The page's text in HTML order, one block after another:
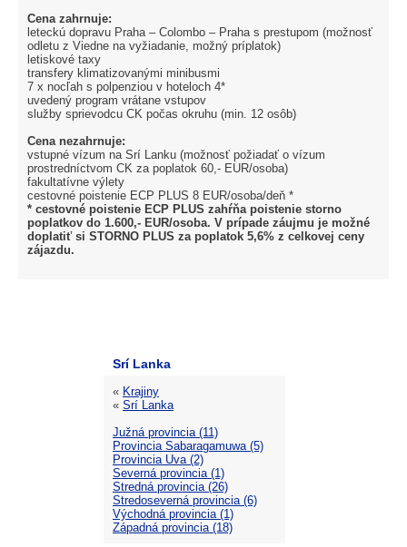
Cena zahrnuje:
leteckú dopravu Praha – Colombo – Praha s prestupom (možnosť
odletu z Viedne na vyžiadanie, možný príplatok)
letiskové taxy
transfery klimatizovanými minibusmi
7 x nocľah s polpenziou v hoteloch 4*
uvedený program vrátane vstupov
služby sprievodcu CK počas okruhu (min. 12 osôb)
Cena nezahrnuje:
vstupné vízum na Srí Lanku (možnosť požiadať o vízum
prostredníctvom CK za poplatok 60,- EUR/osoba)
fakultatívne výlety
cestovné poistenie ECP PLUS 8 EUR/osoba/deň *
* cestovné poistenie ECP PLUS zahŕňa poistenie storno
poplatkov do 1.600,- EUR/osoba. V prípade záujmu je možné
doplatiť si STORNO PLUS za poplatok 5,6% z celkovej ceny
zájazdu.
Srí Lanka
« Krajiny
« Srí Lanka
Južná provincia (11)
Provincia Sabaragamuwa (5)
Provincia Uva (2)
Severná provincia (1)
Stredná provincia (26)
Stredoseverná provincia (6)
Východná provincia (1)
Západná provincia (18)